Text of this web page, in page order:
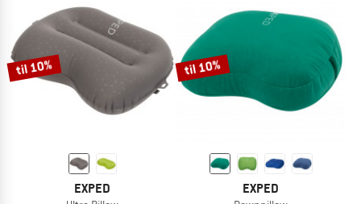
til 10%
EXPED
til 10%
EXPED